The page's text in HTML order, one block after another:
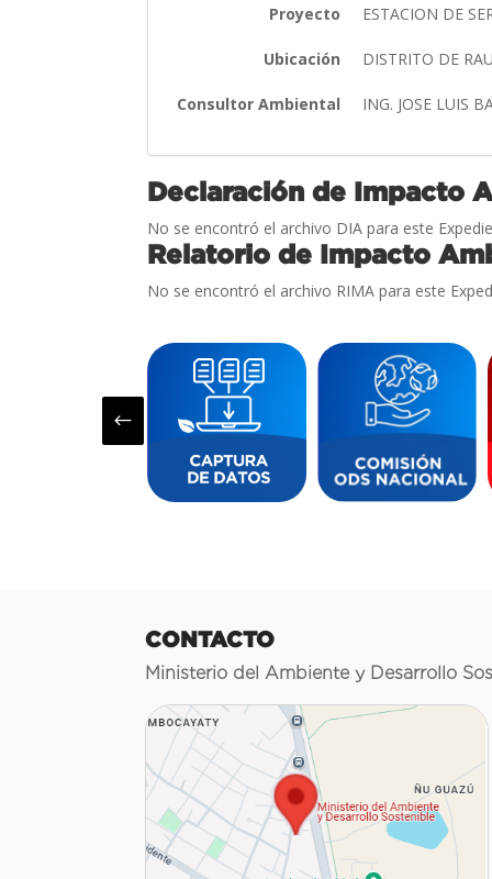
Proyecto ESTACION DE
Ubicación DISTRITO DE
Consultor Ambiental ING. JOSE LUIS
Declaración de Impacto
No se encontró el archivo DIA para este
Relatorio de Impacto
No se encontró el archivo RIMA para este
#
CONTACTO
Ministerio del Ambiente y Desarrollo